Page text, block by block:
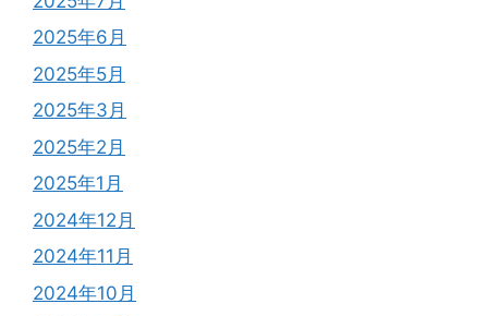
2025年6月
2025年5月
2025年3月
2025年2月
2025年1月
2024年12月
2024年11月
2024年10月